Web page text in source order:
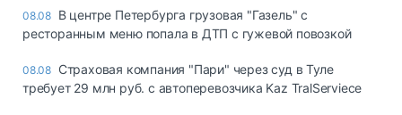
08.08 В центре Петербурга грузовая "Газель" с
ресторанным меню попала в ДТП с гужевой повозкой
08.08 Страховая компания "Пари" через суд в Туле
требует 29 млн руб. с автоперевозчика Kaz TralServiece